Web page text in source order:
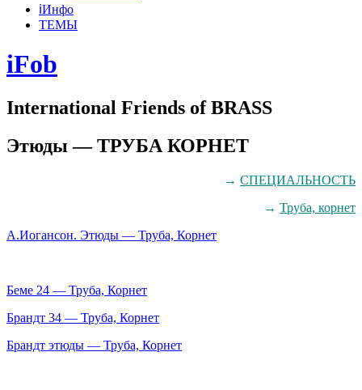
ℹ️Инфо
ТЕМЫ
iFob
International Friends of BRASS
Этюды — ТРУБА КОРНЕТ
→ СПЕЦИАЛЬНОСТЬ
→ Труба, корнет
А.Иогансон. Этюды — Труба, Корнет
Беме 24 — Труба, Корнет
Брандт 34 — Труба, Корнет
Брандт этюды — Труба, Корнет